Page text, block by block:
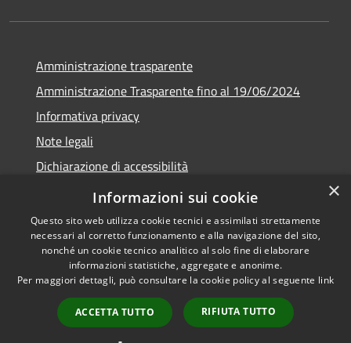
Amministrazione trasparente
Amministrazione Trasparente fino al 19/06/2024
Informativa privacy
Note legali
Dichiarazione di accessibilità
Meccanismo di feedback
Accessibilità
Copyright © 2026 • Comune di
Lorenzago di Cadore • Powered
byMunicipium
Accesso
redazione
×
Informazioni sui cookie
Questo sito web utilizza cookie tecnici e assimilati strettamente
necessari al corretto funzionamento e alla navigazione del sito,
nonché un cookie tecnico analitico al solo fine di elaborare
informazioni statistiche, aggregate e anonime.
Per maggiori dettagli, può consultare la cookie policy al seguente link
ACCETTA TUTTO RIFIUTA TUTTO